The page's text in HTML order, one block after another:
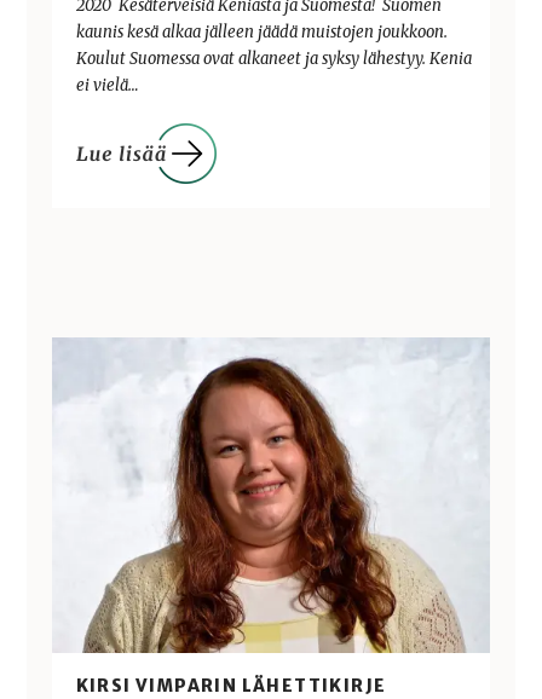
2020 Kesäterveisiä Keniasta ja Suomesta! Suomen
kaunis kesä alkaa jälleen jäädä muistojen joukkoon.
Koulut Suomessa ovat alkaneet ja syksy lähestyy. Kenia
ei vielä…
KIRSI VIMPARIN LÄHETTIKIRJE